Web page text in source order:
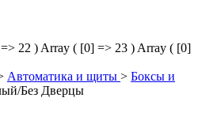
22 ) Array ( [0] => 23 ) Array ( [0]
Автоматика и щиты > Боксы и
Без Дверцы